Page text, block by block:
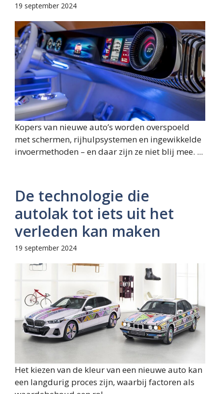
19 september 2024
Kopers van nieuwe auto’s worden overspoeld
met schermen, rijhulpsystemen en ingewikkelde
invoermethoden – en daar zijn ze niet blij mee. ...
De technologie die
autolak tot iets uit het
verleden kan maken
19 september 2024
Het kiezen van de kleur van een nieuwe auto kan
een langdurig proces zijn, waarbij factoren als